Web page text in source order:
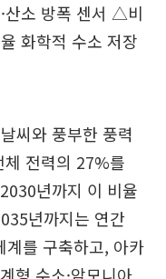
산소 방폭 센서 △비
화학적 수소 저장
씨와 풍부한 풍력
전력의 27%를
년까지 이 비율
년까지는 연간
를 구축하고, 아카